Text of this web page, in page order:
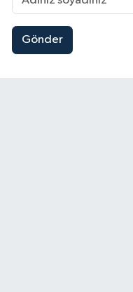
Gönder